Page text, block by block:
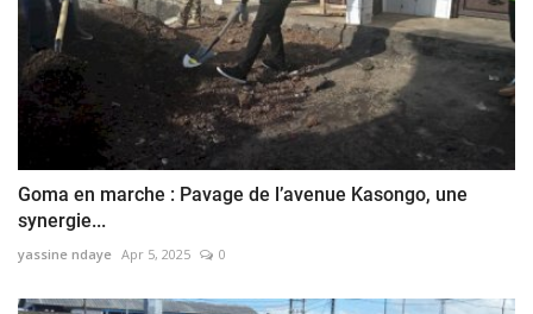
Goma en marche : Pavage de l’avenue Kasongo, une
synergie...
yassine ndaye Apr 5, 2025 0